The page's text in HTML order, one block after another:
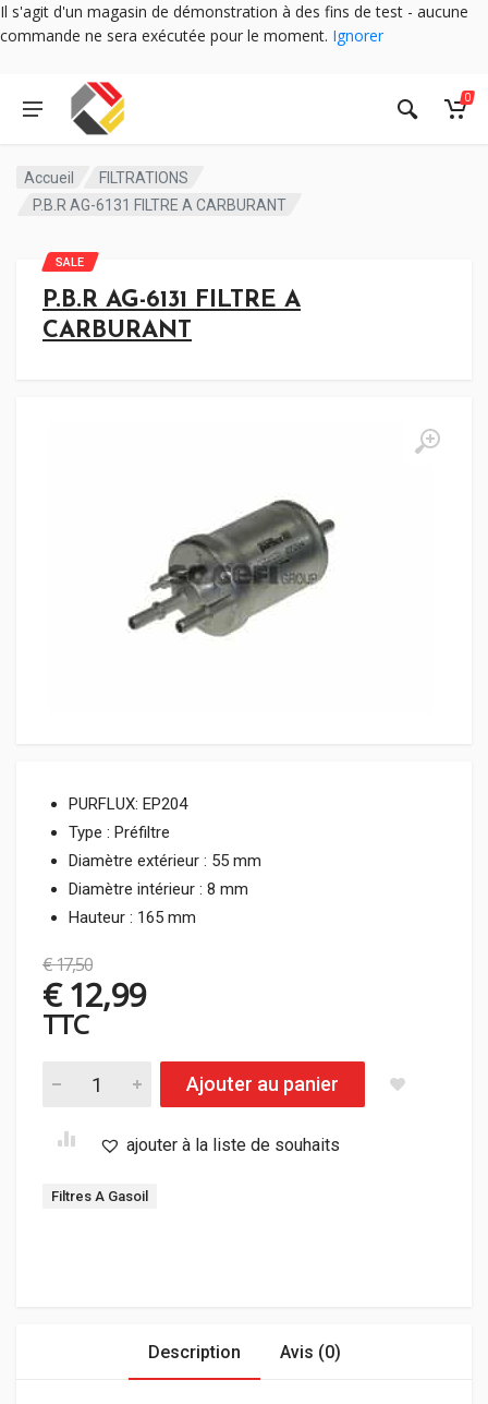
Il s'agit d'un magasin de démonstration à des fins de test - aucune
commande ne sera exécutée pour le moment. Ignorer
0
Accueil
FILTRATIONS
P.B.R AG-6131 FILTRE A CARBURANT
P.B.R AG-6131 FILTRE A
CARBURANT
PURFLUX: EP204
Type : Préfiltre
Diamètre extérieur : 55 mm
Diamètre intérieur : 8 mm
Hauteur : 165 mm
SALE
€12,99
€17,50
TTC
P.B.R AG-6131 FILTRE A CARBURANT quantity
Ajouter au panier
ajouter à la liste de souhaits
Tag:
Filtres A Gasoil
Description Avis (0)